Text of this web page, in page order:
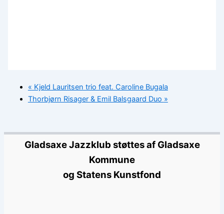
« Kjeld Lauritsen trio feat. Caroline Bugala
Thorbjørn Risager & Emil Balsgaard Duo »
Gladsaxe Jazzklub støttes af Gladsaxe
Kommune
og Statens Kunstfond